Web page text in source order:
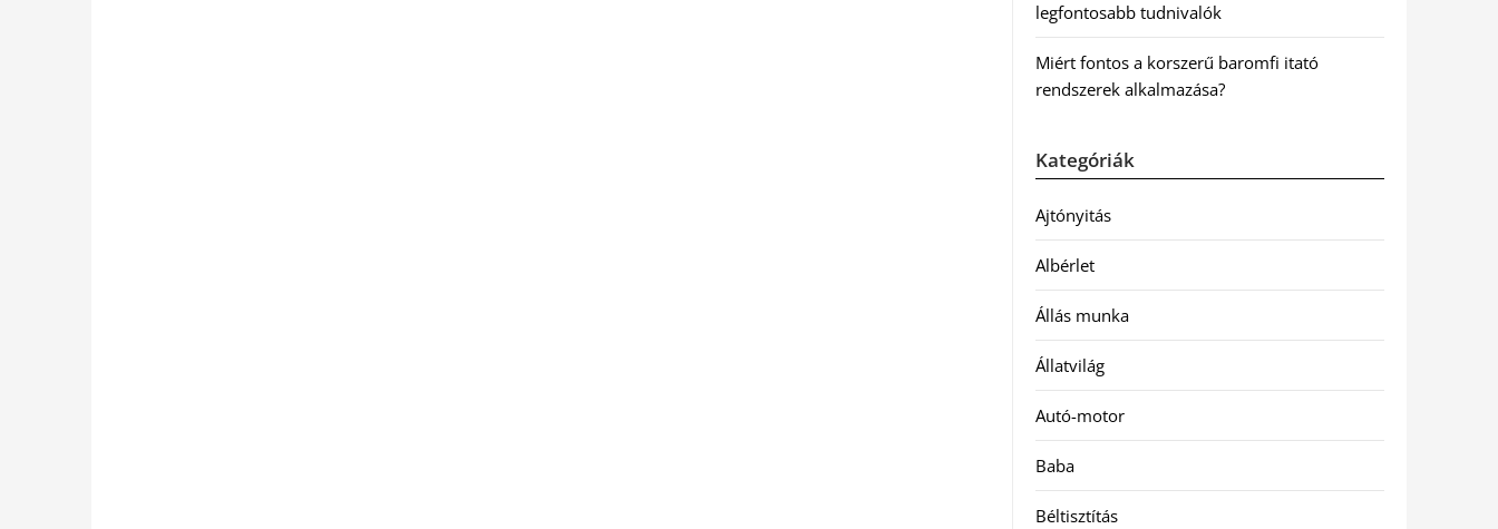
legfontosabb tudnivalók
Miért fontos a korszerű baromfi itató
rendszerek alkalmazása?
Kategóriák
Ajtónyitás
Albérlet
Állás munka
Állatvilág
Autó-motor
Baba
Béltisztítás